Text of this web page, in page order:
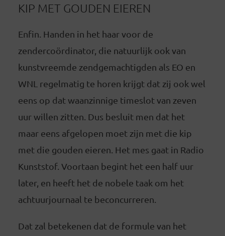
KIP MET GOUDEN EIEREN
Enfin. Handen in het haar voor de
zendercoördinator, die natuurlijk ook van
kunstvreemde zendgemachtigden als EO en
WNL regelmatig te horen krijgt dat zij ook wel
eens op dat waanzinnige timeslot van zeven
uur willen zitten. Dus besluit men dat het
maar eens afgelopen moet zijn met die kip
met die gouden eieren. Het mes gaat in Radio
Kunststof. Voortaan begint het een half uur
later, en heeft het de nobele taak om het
achtuurjournaal te beconcurreren.
Dat zal betekenen dat de formule van het